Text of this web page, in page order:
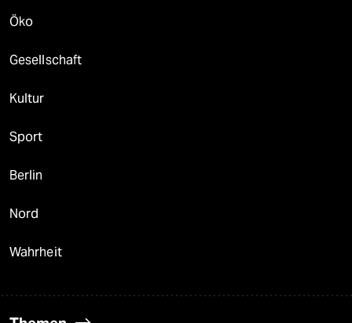
Öko
Gesellschaft
Kultur
Sport
Berlin
Nord
Wahrheit